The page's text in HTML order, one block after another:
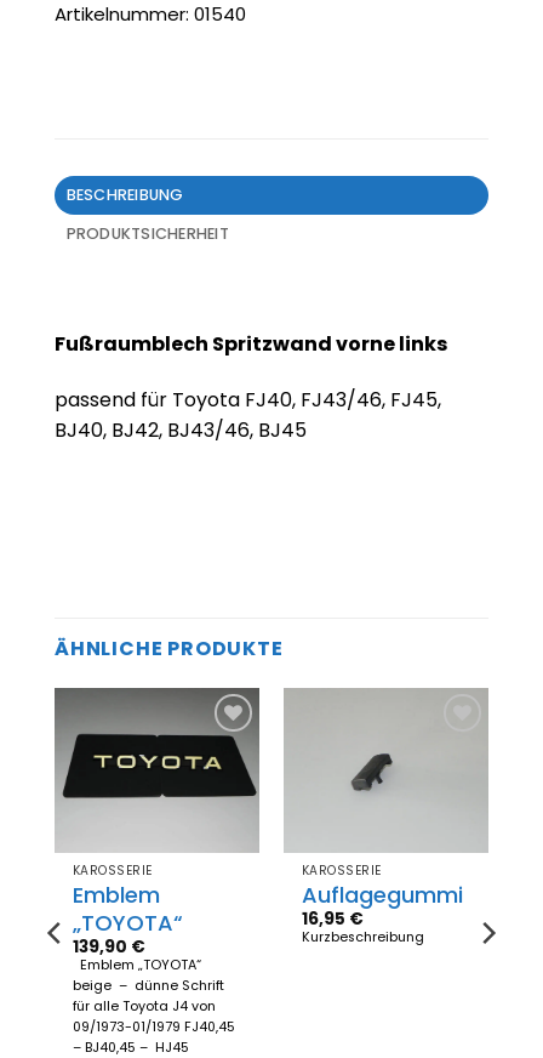
Artikelnummer: 01540
BESCHREIBUNG
PRODUKTSICHERHEIT
Fußraumblech Spritzwand vorne links
passend für Toyota FJ40, FJ43/46, FJ45,
BJ40, BJ42, BJ43/46, BJ45
ÄHNLICHE PRODUKTE
Merkzettel
KAROSSERIE
Emblem
„TOYOTA“
139,90 €
Emblem „TOYOTA“
beige – dünne Schrift
für alle Toyota J4 von
09/1973-01/1979 FJ40,45
– BJ40,45 – HJ45
KAROSSERIE
Auflagegummi
16,95 €
Kurzbeschreibung